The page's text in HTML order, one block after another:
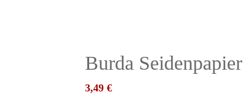
Burda Seidenpapier
3,49 €